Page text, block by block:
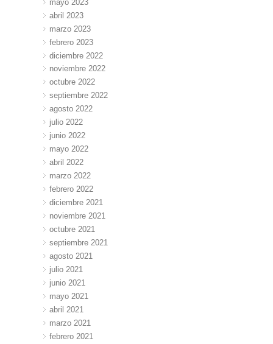
mayo 2023
abril 2023
marzo 2023
febrero 2023
diciembre 2022
noviembre 2022
octubre 2022
septiembre 2022
agosto 2022
julio 2022
junio 2022
mayo 2022
abril 2022
marzo 2022
febrero 2022
diciembre 2021
noviembre 2021
octubre 2021
septiembre 2021
agosto 2021
julio 2021
junio 2021
mayo 2021
abril 2021
marzo 2021
febrero 2021